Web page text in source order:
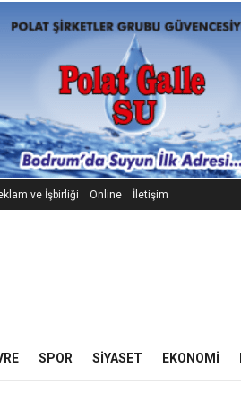
ve İşbirliği Online İletişim
SPOR SIYASET EKONOMI